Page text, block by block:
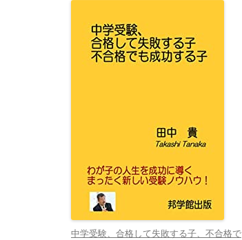
中学受験、合格して失敗する子、不合格で